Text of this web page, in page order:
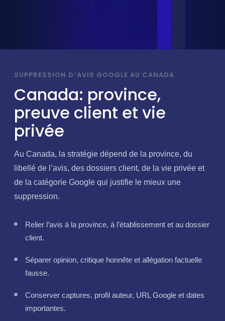
SUPPRESSION D’AVIS GOOGLE AU CANADA
Canada: province,
preuve client et vie
privée
Au Canada, la stratégie dépend de la province, du
libellé de l’avis, des dossiers client, de la vie privée et
de la catégorie Google qui justifie le mieux une
suppression.
Relier l’avis à la province, à l’établissement et au dossier
client.
Séparer opinion, critique honnête et allégation factuelle
fausse.
Conserver captures, profil auteur, URL Google et dates
importantes.